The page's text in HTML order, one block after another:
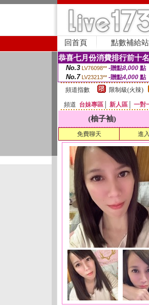
回首頁 點數補給站
恭喜七月份消費排行前十
No.3 LV76098** -贈點8,000點
No.7 LV23213** -贈點4,000 點
頻道指數
限制級(火辣)
頻道 台妹專區 新人區 一對
(柚子袖)
免費聊天 進